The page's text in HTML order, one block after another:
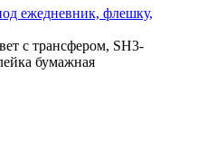
ежедневник, флешку,
с трансфером, SH3-
бумажная